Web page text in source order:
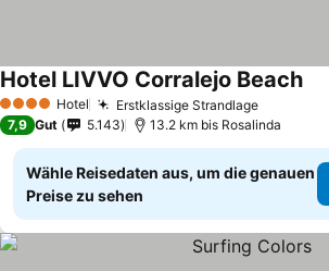
4 Sterne Hotel Erstklassige Strandlage
Hotel LIVVO Corralejo Beach
7,9 Gut 5.143 13.2 km bis Rosalinda
Wähle Reisedaten aus, um die genauen
Preise zu sehen